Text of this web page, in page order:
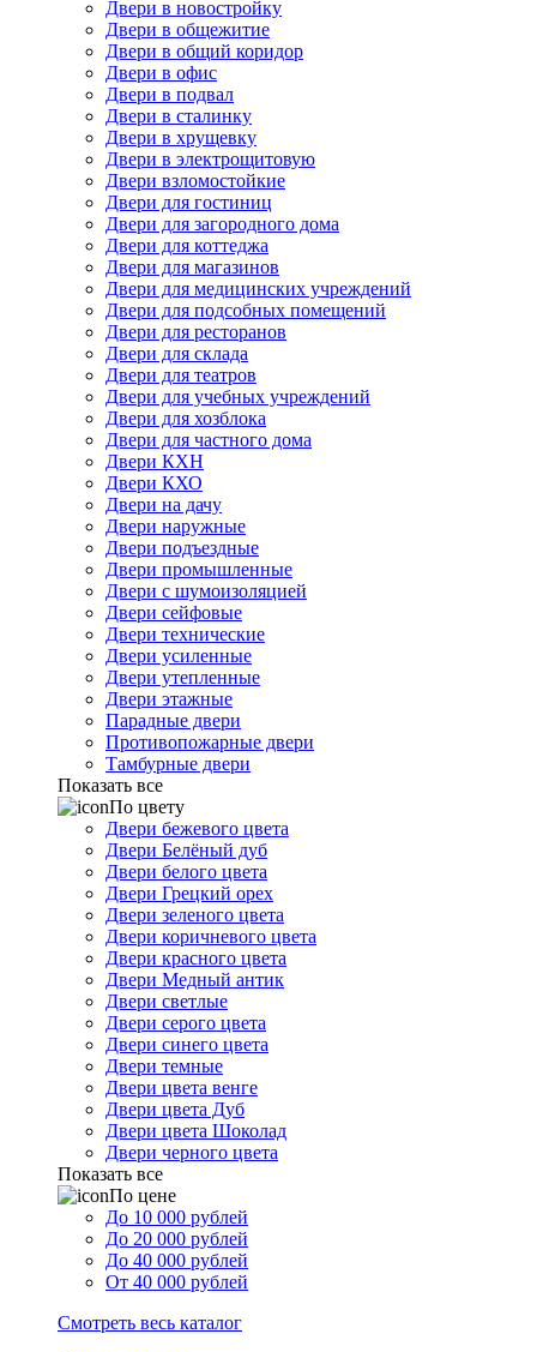
Двери в новостройку
Двери в общежитие
Двери в общий коридор
Двери в офис
Двери в подвал
Двери в сталинку
Двери в хрущевку
Двери в электрощитовую
Двери взломостойкие
Двери для гостиниц
Двери для загородного дома
Двери для коттеджа
Двери для магазинов
Двери для медицинских учреждений
Двери для подсобных помещений
Двери для ресторанов
Двери для склада
Двери для театров
Двери для учебных учреждений
Двери для хозблока
Двери для частного дома
Двери КХН
Двери КХО
Двери на дачу
Двери наружные
Двери подъездные
Двери промышленные
Двери с шумоизоляцией
Двери сейфовые
Двери технические
Двери усиленные
Двери утепленные
Двери этажные
Парадные двери
Противопожарные двери
Тамбурные двери
Показать все
По цвету
Двери бежевого цвета
Двери Белёный дуб
Двери белого цвета
Двери Грецкий орех
Двери зеленого цвета
Двери коричневого цвета
Двери красного цвета
Двери Медный антик
Двери светлые
Двери серого цвета
Двери синего цвета
Двери темные
Двери цвета венге
Двери цвета Дуб
Двери цвета Шоколад
Двери черного цвета
Показать все
По цене
До 10 000 рублей
До 20 000 рублей
До 40 000 рублей
От 40 000 рублей
Смотреть весь каталог